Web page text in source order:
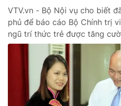
VTV.vn - Bộ Nội vụ cho biết
phủ để báo cáo Bộ Chính trị
ngũ trí thức trẻ được tăng